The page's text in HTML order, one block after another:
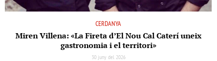
CERDANYA
Miren Villena: «La Fireta d’El Nou Cal Caterí uneix
gastronomia i el territori»
30 juny del 2026